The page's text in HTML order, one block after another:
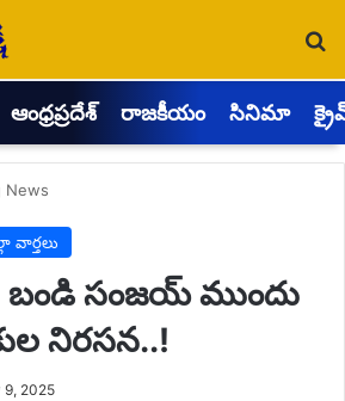
ఆంధ్రప్రదేశ్ రాజకీయం సినిమా
News
వార్తలు
బండి సంజయ్ ముందు
నిరసన..!
9, 2025